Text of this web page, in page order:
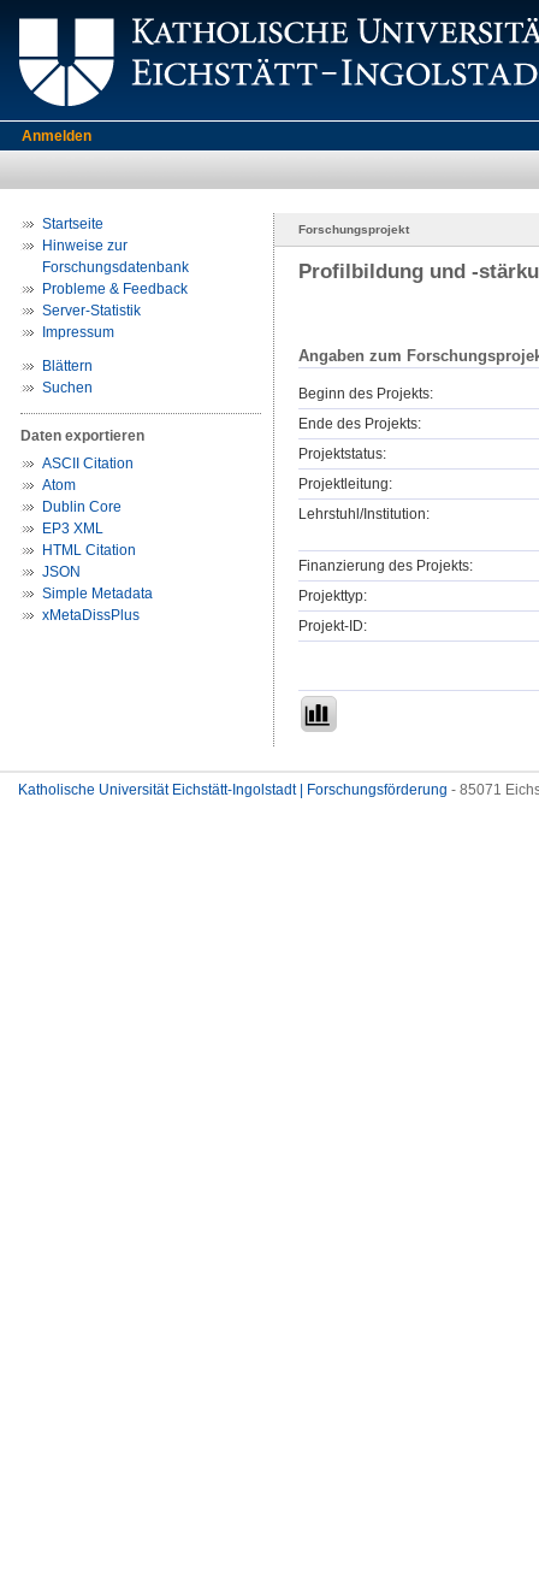
Anmelden
Startseite
Hinweise zur
Forschungsdatenbank
Probleme & Feedback
Server-Statistik
Impressum
Blättern
Suchen
Daten exportieren
ASCII Citation
Atom
Dublin Core
EP3 XML
HTML Citation
JSON
Simple Metadata
xMetaDissPlus
Forschungsprojekt
Profilbildung und -
Angaben zum
Beginn des Projekts:
Ende des Projekts:
Projektstatus:
Projektleitung:
Lehrstuhl/Institution:
Finanzierung des Projekts:
Projekttyp:
Projekt-ID:
Katholische Universität Eichstätt-Ingolstadt | Forschungsförderung - 85071